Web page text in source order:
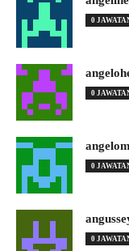
0
0
0
0